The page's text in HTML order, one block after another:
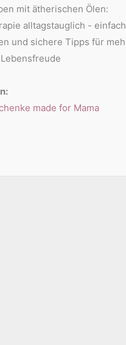
mit ätherischen Ölen:
alltagstauglich -
und sichere Tipps für
made for Mama